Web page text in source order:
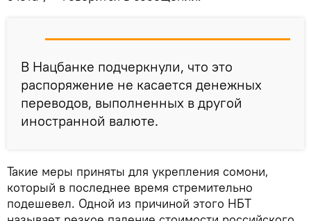
В Нацбанке подчеркнули, что это
распоряжение не касается денежных
переводов, выполненных в другой
иностранной валюте.
Такие меры приняты для укрепления сомони,
который в последнее время стремительно
подешевел. Одной из причиной этого НБТ